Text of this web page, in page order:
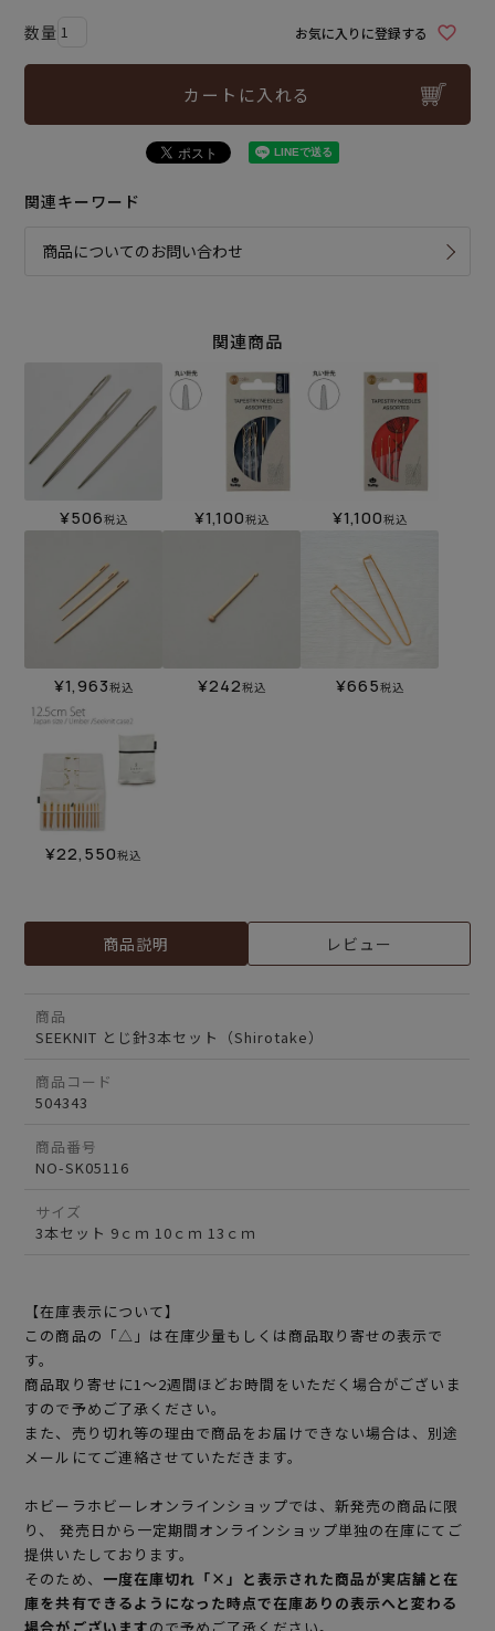
お気に入りに登録する
カートに入れる
関連キーワード
商品についてのお問い合わせ
関連商品
¥506税込 ¥1,100税込 ¥1,100税込
¥1,963税込 ¥242税込 ¥665税込
¥22,550税込
商品説明 レビュー
商品
SEEKNIT とじ針3本セット（Shirotake）
商品コード
504343
商品番号
NO-SK05116
サイズ
3本セット 9ｃｍ 10ｃｍ 13ｃｍ
【在庫表示について】
この商品の「△」は在庫少量もしくは商品取り寄せの表示で
す。
商品取り寄せに1～2週間ほどお時間をいただく場合がございま
すので予めご了承ください。
また、売り切れ等の理由で商品をお届けできない場合は、別途
メールにてご連絡させていただきます。
ホビーラホビーレオンラインショップでは、新発売の商品に限
り、 発売日から一定期間オンラインショップ単独の在庫にてご
提供いたしております。
そのため、 一度在庫切れ「×」と表示された商品が実店舗と在
庫を共有できるようになった時点で在庫ありの表示へと変わる